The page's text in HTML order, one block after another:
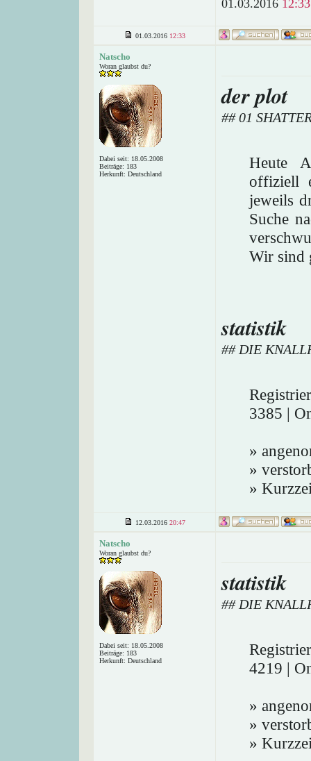
01.03.2016 12:33
01.03.2016 12:33
Natscho
Woran glaubst du?
Dabei seit: 18.05.2008
Beiträge: 183
Herkunft: Deutschland
der plot
## 01
Heute
offiziell
jeweils
Suche
Wir sind
statistik
## DIE
3385 |
»
»
»
12.03.2016 20:47
Natscho
Woran glaubst du?
Dabei seit: 18.05.2008
Beiträge: 183
Herkunft: Deutschland
statistik
## DIE
4219 |
»
»
»